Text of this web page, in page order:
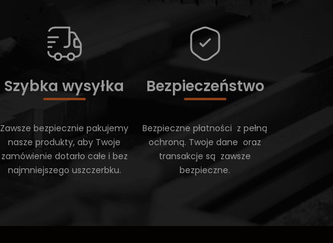
Szybka wysyłka
Zawsze bezpiecznie pakujemy
nasze produkty, aby Twoje
zamówienie dotarło całe i bez
najmniejszego uszczerbku.
Bezpieczeństwo
Bezpieczne płatności z pełną
ochroną. Twoje dane oraz
transakcje są zawsze
bezpieczne.